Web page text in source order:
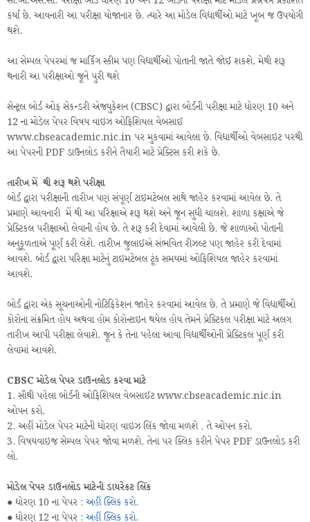
કર્યા છે. આવનારી આ પરીક્ષા યોજાનાર છે. ત્યારે આ મોડેલ વિદ્યાર્થીઓ માટે ખૂબ જ ઉપયોગી
થશે.
આ સેમ્પલ પેપરમાં જ માર્કિગ સ્કીમ પણ વિદ્યાર્થીઓ પોતાની જાતે જોઈ શકશે, મેથી શરૂ
થનારી આ પરીક્ષાઓ જૂને પુરી થશે
સેન્ટ્રલ બોર્ડ ઓફ સેકન્ડરી એજ્યુકેશન (CBSC) દ્વારા બોર્ડની પરીક્ષા માટે ધોરણ 10 અને
12 ના મોડેલ પેપર વિષય વાઇઝ ઓફિશિયલ વેબસાઈ
www.cbseacademic.nic.in પર મુકવામાં આવેલા છે. વિદ્યાર્થીઓ વેબસાઇટ પરથી
આ પેપરની PDF ડાઉનલોડ કરીને તૈયારી માટે પ્રેક્ટિસ કરી શકે છે.
તારીખ મેં થી શરૂ થશે પરીક્ષા
બોર્ડ દ્વારા પરીક્ષાની તારીખ પણ સંપૂર્ણ ટાઇમટેબલ સાથે જાહેર કરવામાં આવેલ છે. તે
પ્રમાણે આવનારી મેં થી આ પરિક્ષાએ શરૂ થશે અને જૂન સુધી ચાલશે. શાળા કક્ષાએ જે
પ્રેક્ટિકલ પરીક્ષાઓ લેવાની હોય છે. તે શરૂ કરી દેવામાં આવેલી છે. જે શાળાઓ પોતાની
અનુકૂળતાએ પૂર્ણ કરી લેશે. તારીખ જુલાઈએ સંભવિત રીઝલ્ટ પણ જાહેર કરી દેવામાં
આવશે. બોર્ડ દ્વારા પરિક્ષા માટેનું ટાઇમટેબલ ટૂંક સમયમાં ઓફિશિયલ જાહેર કરવામાં
આવશે.
બોર્ડ દ્વારા એક સૂચનાઓની નોટિફિકેશન જાહેર કરવામાં આવેલ છે. તે પ્રમાણે જે વિદ્યાર્થીઓ
કોરોના સંક્રમિત હોય અથવા હોમ કોરોન્ટાઇન થયેલ હોય તેમને પ્રેક્ટિકલ પરીક્ષા માટે અલગ
તારીખ આપી પરીક્ષા લેવાશે. જૂન કે તેના પહેલા આવા વિદ્યાર્થીઓની પ્રેક્ટિકલ પૂર્ણ કરી
લેવામાં આવશે.
CBSC મોડેલ પેપર ડાઉનલોડ કરવા માટે
1. સૌથી પહેલા બોર્ડની ઓફિશિયલ વેબસાઈટ www.cbseacademic.nic.in
ઓપન કરો.
2. અહીં મોડેલ પેપર માટેની ધોરણ વાઇઝ લિંક જોવા મળશે , તે ઓપન કરો.
3. વિષયવાઇજ સેમ્પલ પેપર જોવા મળશે, તેના પર ક્લિક કરીને પેપર PDF ડાઉનલોડ કરી
લો.
મોડેલ પેપર ડાઉનલોડ માટેની ડાયરેકટ લિંક
● ધોરણ 10 ના પેપર : અહીં ક્લિક કરો.
● ધોરણ 12 ના પેપર : અહીં ક્લિક કરો.